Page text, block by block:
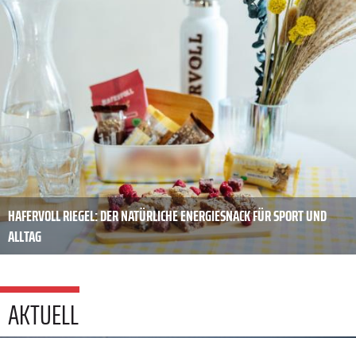
HAFERVOLL RIEGEL: DER NATÜRLICHE ENERGIESNACK FÜR SPORT UND
ALLTAG
AKTUELL